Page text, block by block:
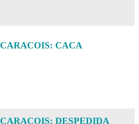
CARACOIS: CACA
CARACOIS: DESPEDIDA